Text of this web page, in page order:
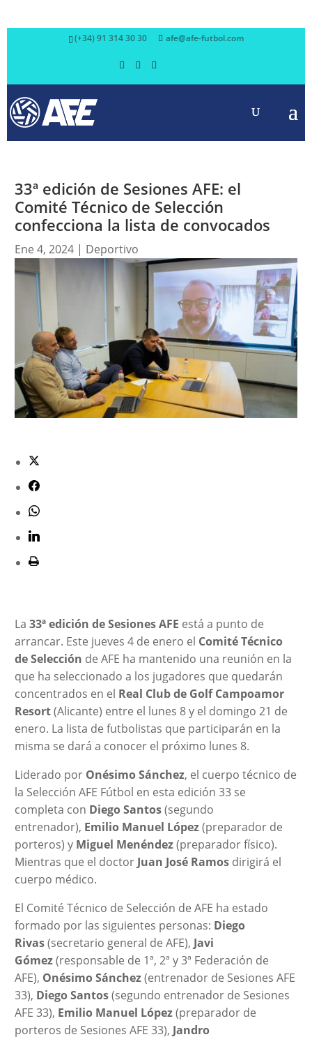
(+34) 91 314 30 30 afe@afe-futbol.com
33ª edición de Sesiones AFE: el
Comité Técnico de Selección
confecciona la lista de convocados
Ene 4, 2024| Deportivo
La 33ª edición de Sesiones AFE está a punto de
arrancar. Este jueves 4 de enero el Comité Técnico
de Selección de AFE ha mantenido una reunión en la
que ha seleccionado a los jugadores que quedarán
concentrados en el Real Club de Golf Campoamor
Resort(Alicante) entre el lunes 8 y el domingo 21 de
enero. La lista de futbolistas que participarán en la
misma se dará a conocer el próximo lunes 8.
Liderado por Onésimo Sánchez, el cuerpo técnico de
la Selección AFE Fútbol en esta edición 33 se
completa con Diego Santos(segundo
entrenador), Emilio Manuel López(preparador de
porteros) y Miguel Menéndez(preparador físico).
Mientras que el doctor Juan José Ramosdirigirá el
cuerpo médico.
El Comité Técnico de Selección de AFE ha estado
formado por las siguientes personas: Diego
Rivas(secretario general de AFE), Javi
Gómez(responsable de 1ª, 2ª y 3ª Federación de
AFE), Onésimo Sánchez(entrenador de Sesiones AFE
33), Diego Santos(segundo entrenador de Sesiones
AFE 33), Emilio Manuel López(preparador de
porteros de Sesiones AFE 33), Jandro